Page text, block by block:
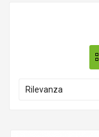
Rilevanza